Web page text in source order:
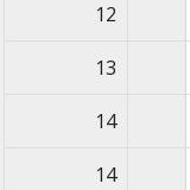
12
13
14
14